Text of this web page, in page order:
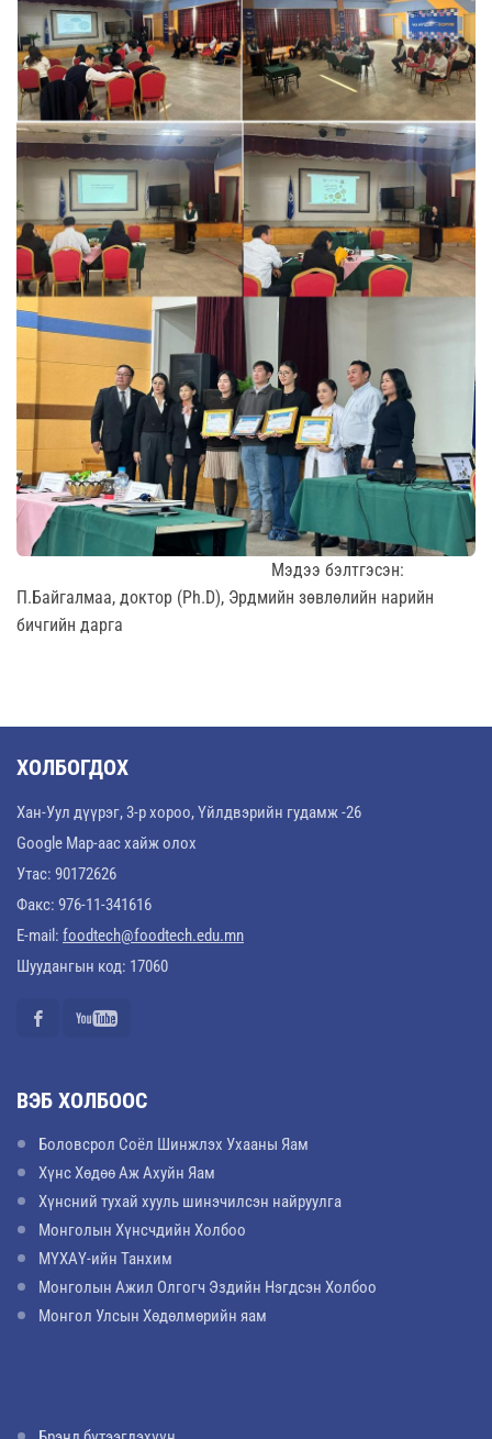
Мэдээ бэлтгэсэн:
П.Байгалмаа, доктор (Ph.D), Эрдмийн зөвлөлийн нарийн
бичгийн дарга
ХОЛБОГДОХ
Хан-Уул дүүрэг, 3-р хороо, Үйлдвэрийн гудамж -26
Google Map-аас хайж олох
Утас: 90172626
Факс: 976-11-341616
E-mail: foodtech@foodtech.edu.mn
Шуудангын код: 17060
ВЭБ ХОЛБООС
Боловсрол Соёл Шинжлэх Ухааны Яам
Хүнс Хөдөө Аж Ахуйн Яам
Хүнсний тухай хууль шинэчилсэн найруулга
Монголын Хүнсчдийн Холбоо
МҮХАҮ-ийн Танхим
Монголын Ажил Олгогч Эздийн Нэгдсэн Холбоо
Монгол Улсын Хөдөлмөрийн яам